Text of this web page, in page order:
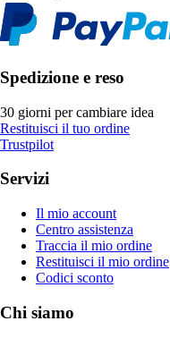
Spedizione e reso
30 giorni per cambiare idea
Restituisci il tuo ordine
Trustpilot
Servizi
Il mio account
Centro assistenza
Traccia il mio ordine
Restituisci il mio ordine
Codici sconto
Chi siamo